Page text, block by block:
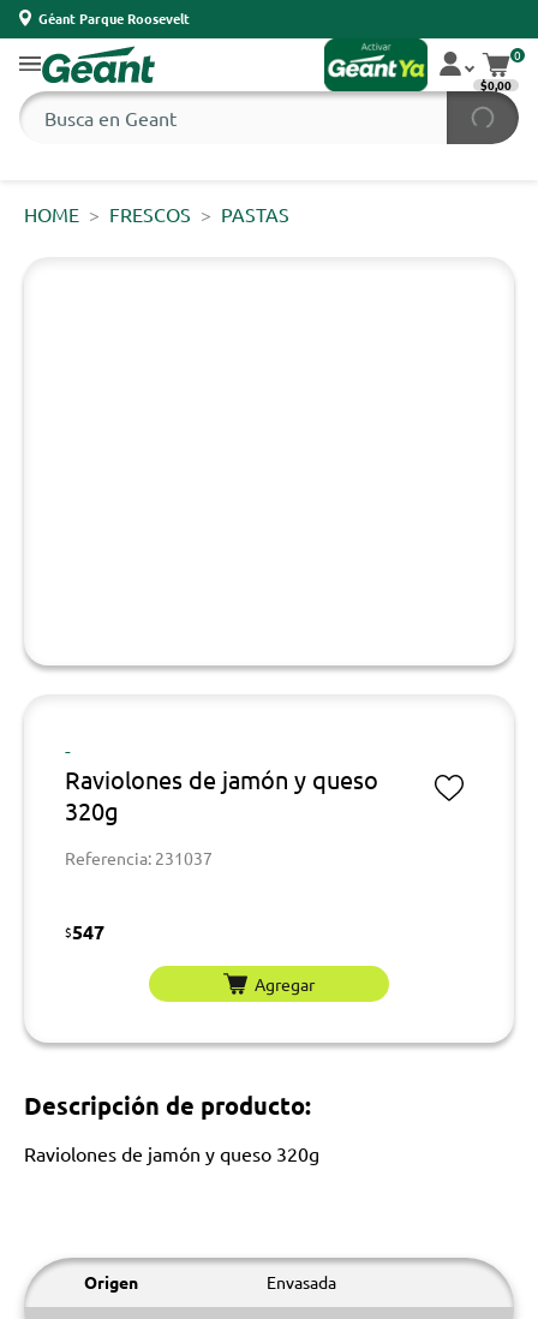
Géant Parque Roosevelt
0
$0,00
HOME FRESCOS PASTAS
-
Raviolones de jamón y queso
320g
Referencia: 231037
$547
Agregar
Descripción de producto:
Raviolones de jamón y queso 320g
Origen Envasada